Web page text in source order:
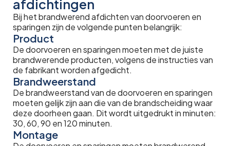
afdichtingen
Bij het brandwerend afdichten van doorvoeren en
sparingen zijn de volgende punten belangrijk:
Product
De doorvoeren en sparingen moeten met de juiste
brandwerende producten, volgens de instructies van
de fabrikant worden afgedicht.
Brandweerstand
De brandweerstand van de doorvoeren en sparingen
moeten gelijk zijn aan die van de brandscheiding waar
deze doorheen gaan. Dit wordt uitgedrukt in minuten:
30, 60, 90 en 120 minuten.
Montage